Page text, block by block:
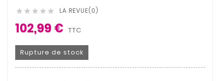
     LA REVUE(0)
102,99 € TTC
Rupture de stock